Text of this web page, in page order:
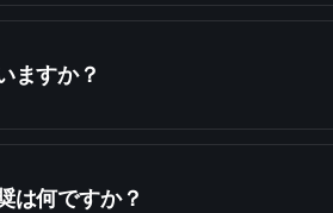
ますか？
は何ですか？